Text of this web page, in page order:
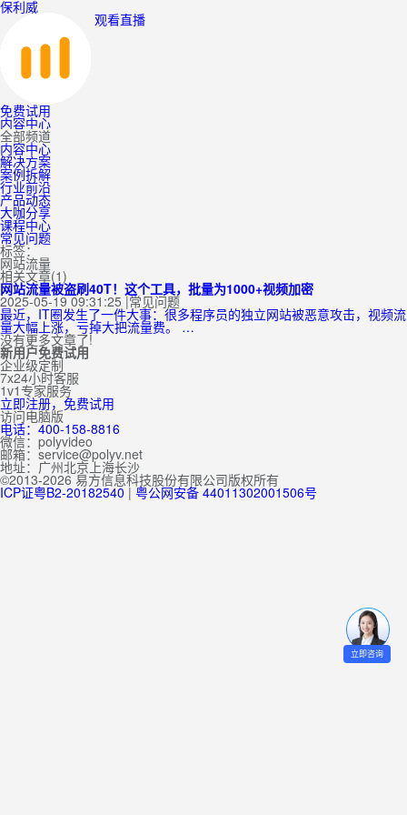
保利威
观看直播
免费试用
内容中心
全部频道
内容中心
解决方案
案例拆解
行业前沿
产品动态
大咖分享
课程中心
常见问题
标签：
网站流量
相关文章(1)
网站流量被盗刷40T！这个工具，批量为1000+视频加密
2025-05-19 09:31:25 |常见问题
最近，IT圈发生了一件大事：很多程序员的独立网站被恶意攻击，视频流
量大幅上涨，亏掉大把流量费。 …
没有更多文章了!
新用户免费试用
企业级定制
7x24小时客服
1v1专家服务
立即注册，免费试用
访问电脑版
电话：400-158-8816
微信：polyvideo
邮箱：service@polyv.net
地址： 广州北京 上海长沙
©2013-2026 易方信息科技股份有限公司版权所有
ICP证粤B2-20182540 | 粤公网安备 44011302001506号
立即咨询